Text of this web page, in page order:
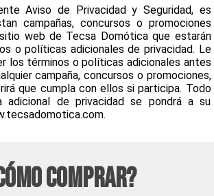
Aviso de Privacidad y Seguridad, es
campañas, concursos o promociones
web de Tecsa Domótica que estarán
o políticas adicionales de privacidad. Le
los términos o políticas adicionales antes
campaña, concursos o promociones,
que cumpla con ellos si participa. Todo
adicional de privacidad se pondrá a su
Comprar?